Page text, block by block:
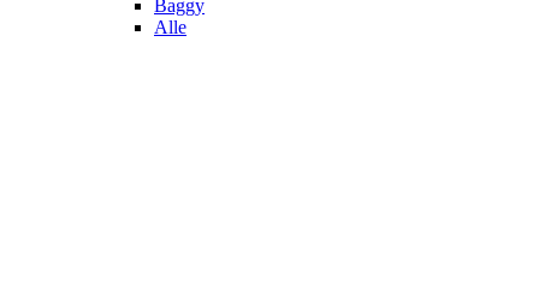
Baggy
Alle